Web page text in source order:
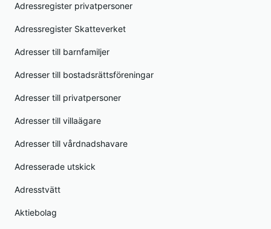
Adressregister privatpersoner
Adressregister Skatteverket
Adresser till barnfamiljer
Adresser till bostadsrättsföreningar
Adresser till privatpersoner
Adresser till villaägare
Adresser till vårdnadshavare
Adresserade utskick
Adresstvätt
Aktiebolag